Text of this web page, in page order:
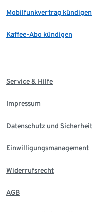
Mobilfunkvertrag kündigen
Kaffee-Abo kündigen
Service & Hilfe
Impressum
Datenschutz und Sicherheit
Einwilligungsmanagement
Widerrufsrecht
AGB